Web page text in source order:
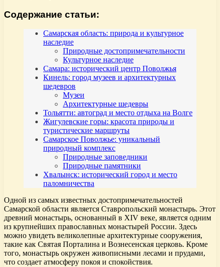
Содержание статьи:
Самарская область: природа и культурное
наследие
Природные достопримечательности
Культурное наследие
Самара: исторический центр Поволжья
Кинель: город музеев и архитектурных
шедевров
Музеи
Архитектурные шедевры
Тольятти: автоград и место отдыха на Волге
Жигулевские горы: красота природы и
туристические маршруты
Самарское Поволжье: уникальный
природный комплекс
Природные заповедники
Природные памятники
Хвалынск: исторический город и место
паломничества
Одной из самых известных достопримечательностей
Самарской области является Ставропольский монастырь. Этот
древний монастырь, основанный в XIV веке, является одним
из крупнейших православных монастырей России. Здесь
можно увидеть великолепные архитектурные сооружения,
такие как Святая Порталина и Вознесенская церковь. Кроме
того, монастырь окружен живописными лесами и прудами,
что создает атмосферу покоя и спокойствия.